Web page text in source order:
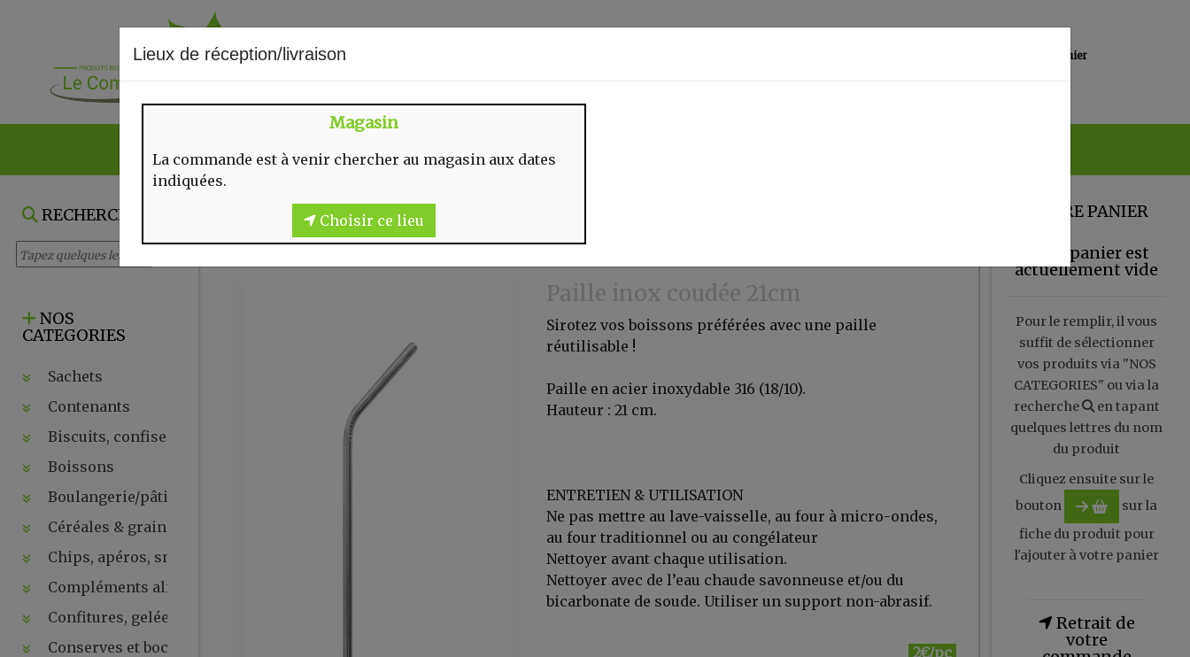
Mon panier
NOS VENTES DU MOMENT CONTACT
RECHERCHE
NOS
CATEGORIES
Sachets
Contenants
Biscuits, confiseries, chocolats, snacks
Boissons
Boulangerie/pâtisseries
Céréales & graines
Chips, apéros, snacks, crackers ...
Compléments alimentaires & plantes
Confitures, gelées, compotes, purées, pâtes à tartiner, ...
Conserves et bocaux
Lieux de réception/livraison
Magasin
La commande est à venir chercher au magasin aux dates
indiquées.
Choisir ce lieu
Paille inox coudée 21cm
Sirotez vos boissons préférées avec une paille
réutilisable !
Paille en acier inoxydable 316 (18/10).
Hauteur : 21 cm.
ENTRETIEN & UTILISATION
Ne pas mettre au lave-vaisselle, au four à micro-ondes,
au four traditionnel ou au congélateur
Nettoyer avant chaque utilisation.
Nettoyer avec de l’eau chaude savonneuse et/ou du
bicarbonate de soude. Utiliser un support non-abrasif.
2€/pc
VOTRE PANIER
Votre panier est
actuellement vide
Pour le remplir, il vous
suffit de sélectionner
vos produits via "NOS
CATEGORIES" ou via la
recherche
en tapant
quelques lettres du nom
du produit
Cliquez ensuite sur le
bouton
sur la
fiche du produit pour
l'ajouter à votre panier
Retrait de
votre